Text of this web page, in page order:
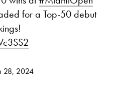
for a Top-50 debut
28, 2024